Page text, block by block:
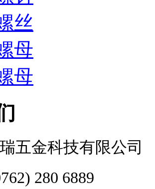
丝
母
母
五金科技有限公司
280 6889